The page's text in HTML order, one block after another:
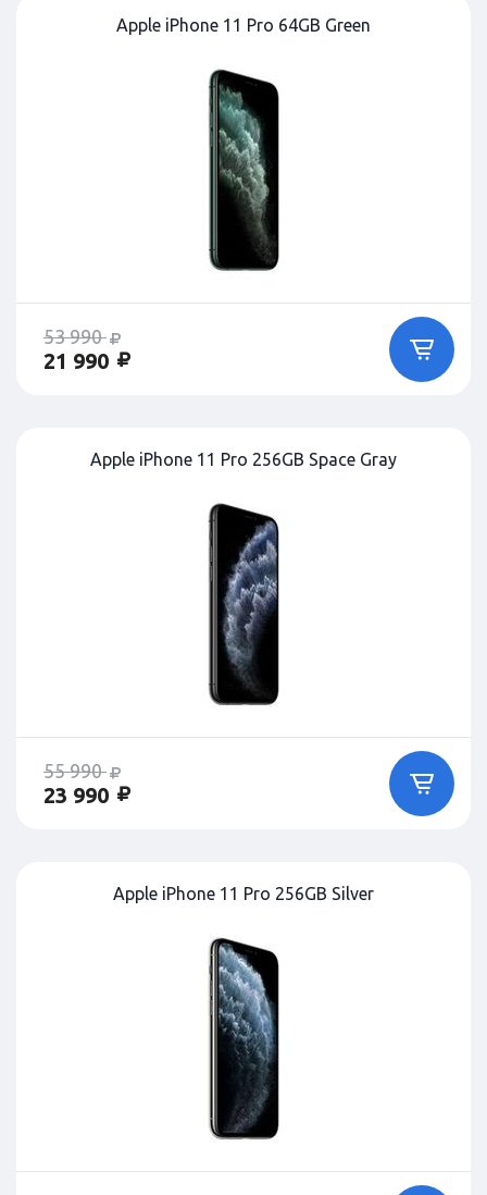
Apple iPhone 11 Pro 64GB Green
53 990
21 990
Apple iPhone 11 Pro 256GB Space Gray
55 990
23 990
Apple iPhone 11 Pro 256GB Silver